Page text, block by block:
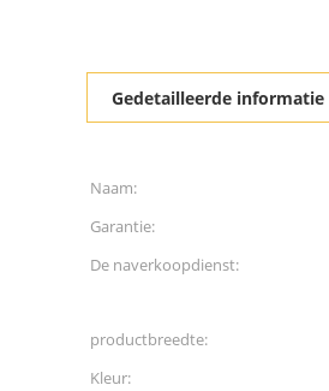
Gedetailleerde informatie
Naam:
Garantie:
De naverkoopdienst:
productbreedte:
Kleur: